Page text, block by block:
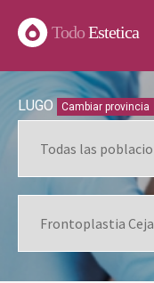
TodoEstetica
LUGO Cambiar provincia